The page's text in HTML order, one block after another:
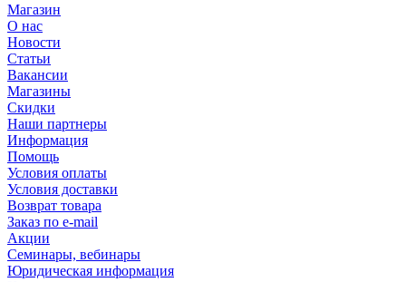
Магазин
О нас
Новости
Статьи
Вакансии
Магазины
Скидки
Наши партнеры
Информация
Помощь
Условия оплаты
Условия доставки
Возврат товара
Заказ по e-mail
Акции
Семинары, вебинары
Юридическая информация